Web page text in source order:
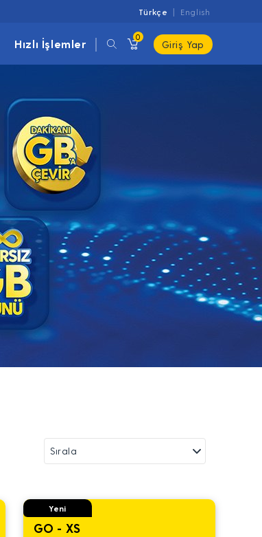
Türkçe English
Hızlı İşlemler
0
Giriş Yap
Yeni
GO - XS